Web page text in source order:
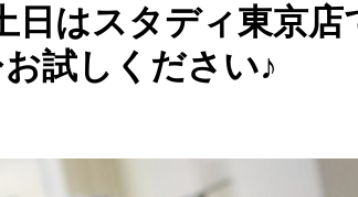
日はスタディ東京
試しください♪